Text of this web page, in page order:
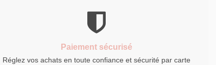
Paiement sécurisé
Réglez vos achats en toute confiance et sécurité par carte